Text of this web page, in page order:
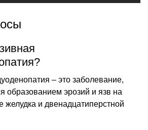
– это заболевание,
образованием эрозий и язв на
желудка и двенадцатиперстной